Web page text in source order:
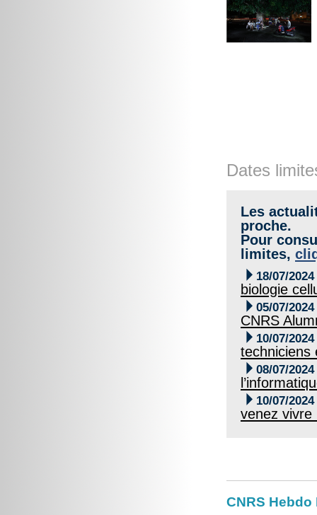
Dates
Les
proche.
Pour
limites,
 18/07/2024
biologie
 05/07/2024
CNRS
 10/07/2024
techniciens
 08/07/2024
 10/07/2024
venez vivre
CNRS